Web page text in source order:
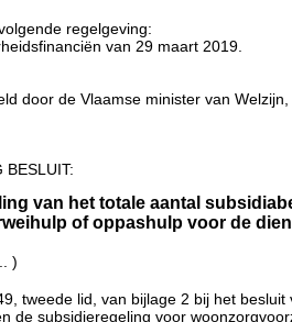
regelgeving:
van 29 maart 2019.
door de Vlaamse minister van
BESLUIT:
van het totale aantal
of oppashulp voor de
)
tweede lid, van bijlage 2 bij het
de subsidieregeling voor